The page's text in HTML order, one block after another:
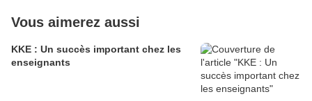
Vous aimerez aussi
KKE : Un succès important chez les
enseignants